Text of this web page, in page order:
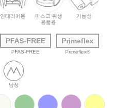
인테리어용
마스크·위생
용품용
기능성
PFAS-FREE
PFAS-FREE
Primeflex
Primeflex®
남성